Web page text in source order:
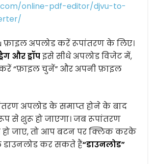
online-pdf-editor/djvu-to-
फ़ाइल अपलोड करें रूपांतरण के लिए।
और ड्रॉपइसे सीधे अपलोड विजेट में,
“फ़ाइल चुनें” और अपनी फ़ाइल
अपलोड के समाप्त होने के बाद
से शुरू हो जाएगा। जब रूपांतरण
हो जाए, तो आप बटन पर क्लिक करके
डाउनलोड कर सकते हैं“डाउनलोड”